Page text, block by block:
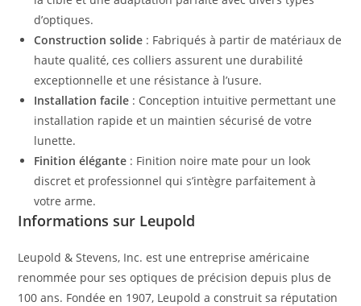
d’optiques.
Construction solide : Fabriqués à partir de matériaux de
haute qualité, ces colliers assurent une durabilité
exceptionnelle et une résistance à l’usure.
Installation facile : Conception intuitive permettant une
installation rapide et un maintien sécurisé de votre
lunette.
Finition élégante : Finition noire mate pour un look
discret et professionnel qui s’intègre parfaitement à
votre arme.
Informations sur Leupold
Leupold & Stevens, Inc. est une entreprise américaine
renommée pour ses optiques de précision depuis plus de
100 ans. Fondée en 1907, Leupold a construit sa réputation